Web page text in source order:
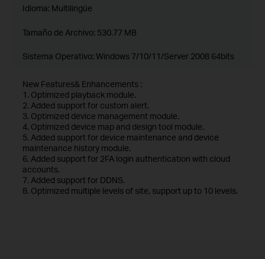
Idioma: Multilingüe
Tamaño de Archivo: 530.77 MB
Sistema Operativo: Windows 7/10/11/Server 2008 64bits
New Features& Enhancements :
1. Optimized playback module.
2. Added support for custom alert.
3. Optimized device management module.
4. Optimized device map and design tool module.
5. Added support for device maintenance and device
maintenance history module.
6. Added support for 2FA login authentication with cloud
accounts.
7. Added support for DDNS.
8. Optimized multiple levels of site, support up to 10 levels.